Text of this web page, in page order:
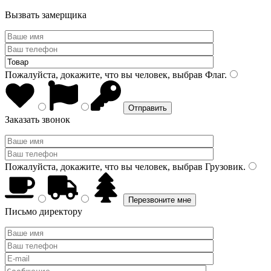
Вызвать замерщика
Пожалуйста, докажите, что вы человек, выбрав Флаг.
Заказать звонок
Пожалуйста, докажите, что вы человек, выбрав Грузовик.
Письмо директору